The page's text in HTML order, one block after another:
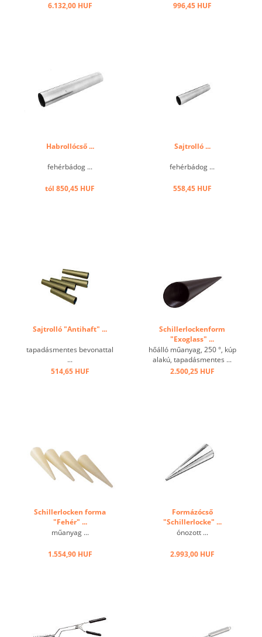
6.132,00 HUF
996,45 HUF
Habrollócső ...
fehérbádog ...
tól 850,45 HUF
Sajtrolló ...
fehérbádog ...
558,45 HUF
Sajtrolló "Antihaft" ...
tapadásmentes bevonattal
...
514,65 HUF
Schillerlockenform
"Exoglass" ...
hőálló műanyag, 250 °, kúp
alakú, tapadásmentes ...
2.500,25 HUF
Schillerlocken forma
"Fehér" ...
műanyag ...
1.554,90 HUF
Formázócső
"Schillerlocke" ...
ónozott ...
2.993,00 HUF